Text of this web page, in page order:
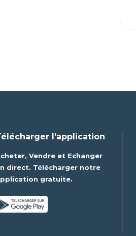
l’application
Vendre et Echanger
direct. Télécharger notre
gratuite.